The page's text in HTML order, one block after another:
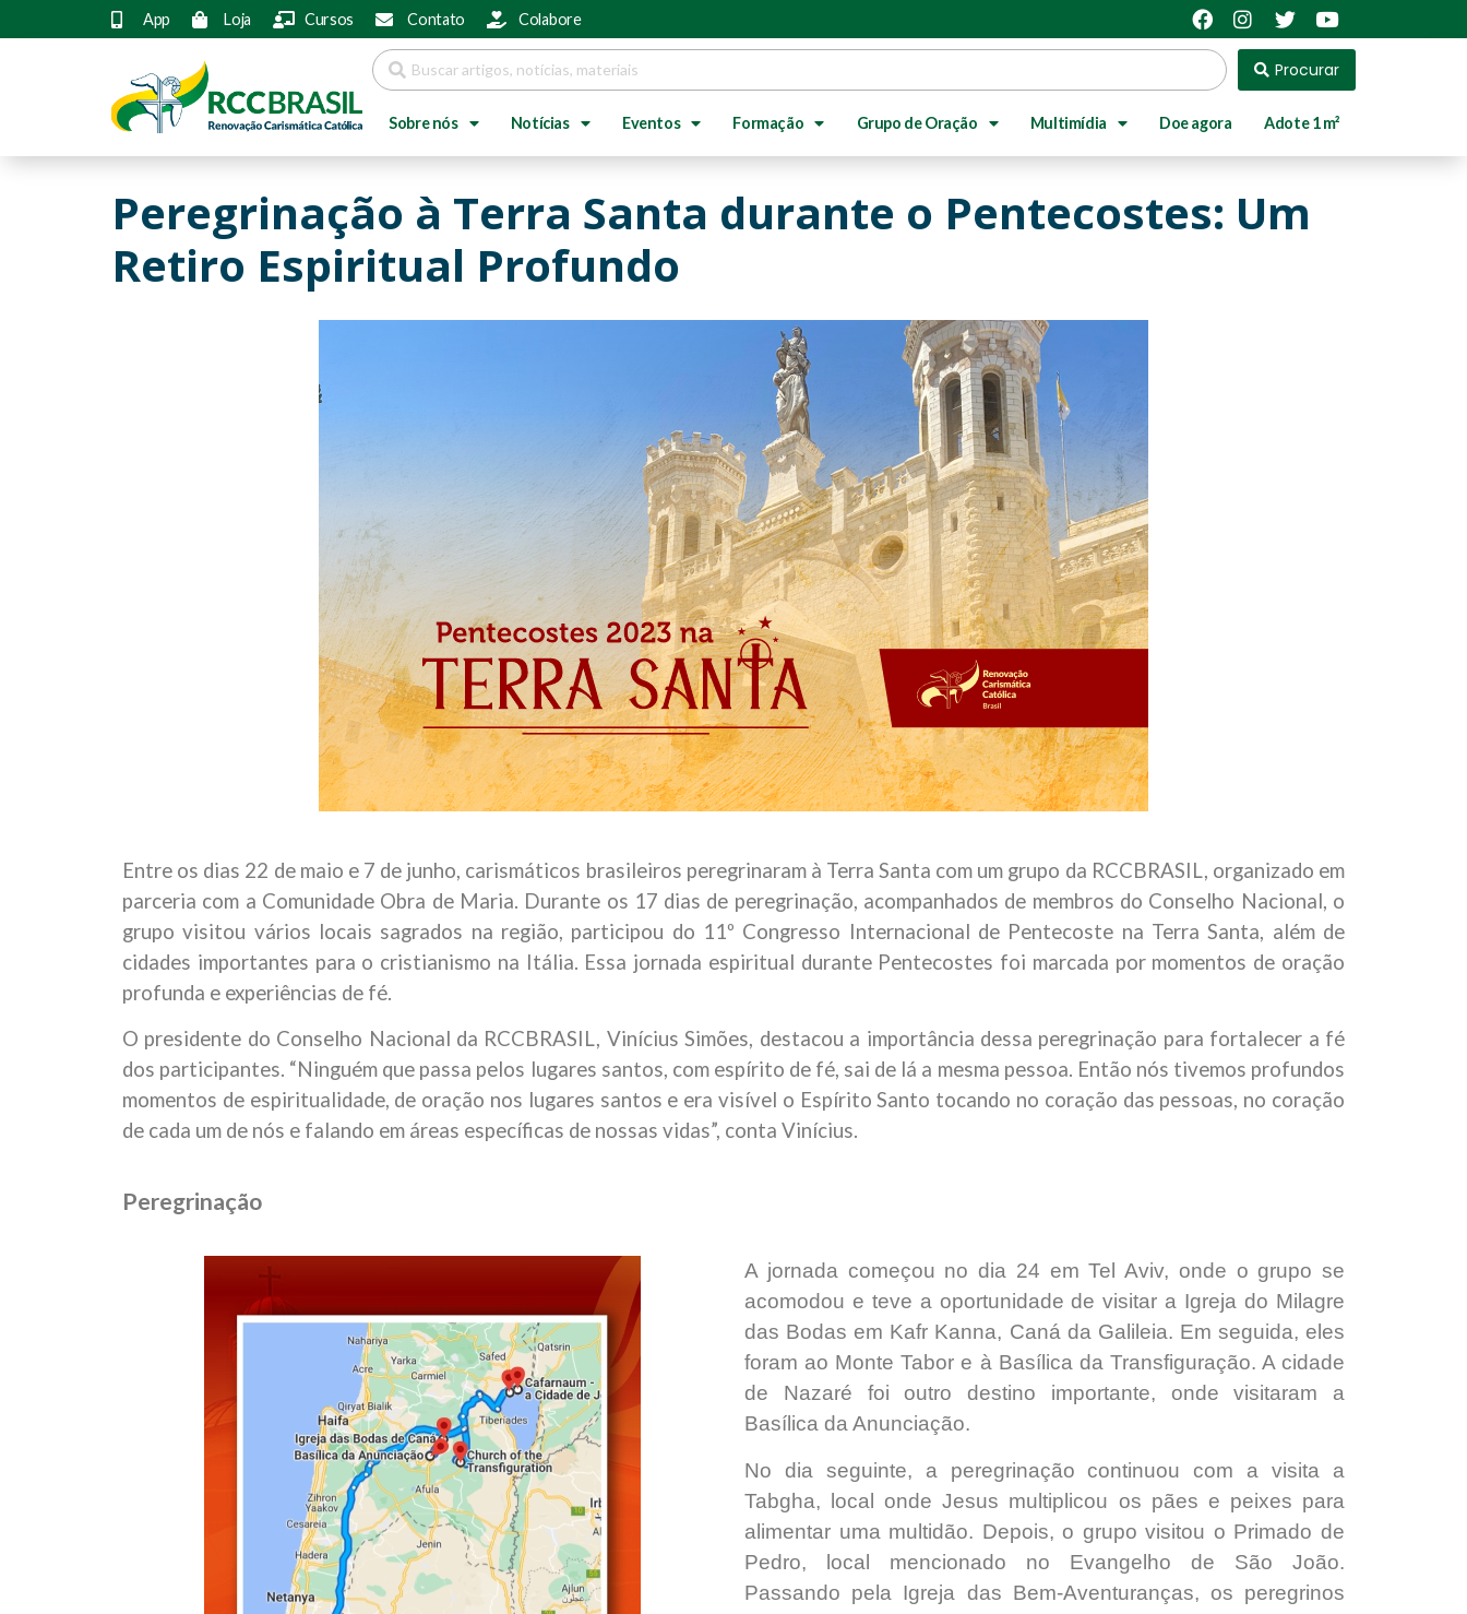
App Loja Cursos Contato Colabore
Procurar
Sobre nós Notícias Eventos Formação Grupo de Oração Multimídia Doe agora Adote 1 m²
Peregrinação à Terra Santa durante o Pentecostes: Um
Retiro Espiritual Profundo
Entre os dias 22 de maio e 7 de junho, carismáticos brasileiros peregrinaram à Terra Santa com um grupo da RCCBRASIL, organizado em
parceria com a Comunidade Obra de Maria. Durante os 17 dias de peregrinação, acompanhados de membros do Conselho Nacional, o
grupo visitou vários locais sagrados na região, participou do 11º Congresso Internacional de Pentecoste na Terra Santa, além de
cidades importantes para o cristianismo na Itália. Essa jornada espiritual durante Pentecostes foi marcada por momentos de oração
profunda e experiências de fé.
O presidente do Conselho Nacional da RCCBRASIL, Vinícius Simões, destacou a importância dessa peregrinação para fortalecer a fé
dos participantes. “Ninguém que passa pelos lugares santos, com espírito de fé, sai de lá a mesma pessoa. Então nós tivemos profundos
momentos de espiritualidade, de oração nos lugares santos e era visível o Espírito Santo tocando no coração das pessoas, no coração
de cada um de nós e falando em áreas específicas de nossas vidas”, conta Vinícius.
Peregrinação
A jornada começou no dia 24 em Tel Aviv, onde o grupo se
acomodou e teve a oportunidade de visitar a Igreja do Milagre
das Bodas em Kafr Kanna, Caná da Galileia. Em seguida, eles
foram ao Monte Tabor e à Basílica da Transfiguração. A cidade
de Nazaré foi outro destino importante, onde visitaram a
Basílica da Anunciação.
No dia seguinte, a peregrinação continuou com a visita a
Tabgha, local onde Jesus multiplicou os pães e peixes para
alimentar uma multidão. Depois, o grupo visitou o Primado de
Pedro, local mencionado no Evangelho de São João.
Passando pela Igreja das Bem-Aventuranças, os peregrinos